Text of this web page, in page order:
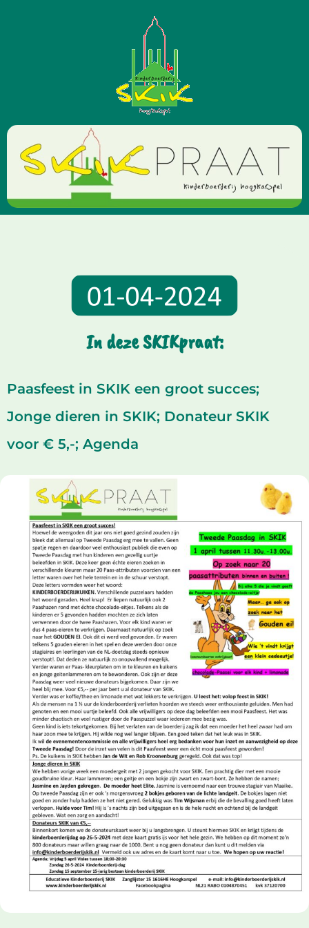
In deze SKIKpraat:
Paasfeest in SKIK een groot succes;
Jonge dieren in SKIK; Donateur SKIK
voor € 5,-; Agenda